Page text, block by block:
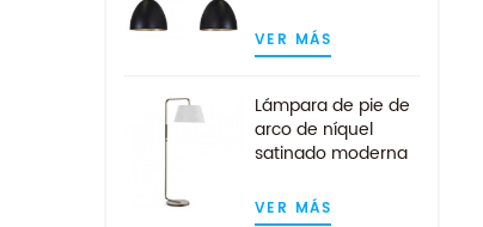
VER MÁS
Lámpara de pie de
arco de níquel
satinado moderna
siglo
VER MÁS